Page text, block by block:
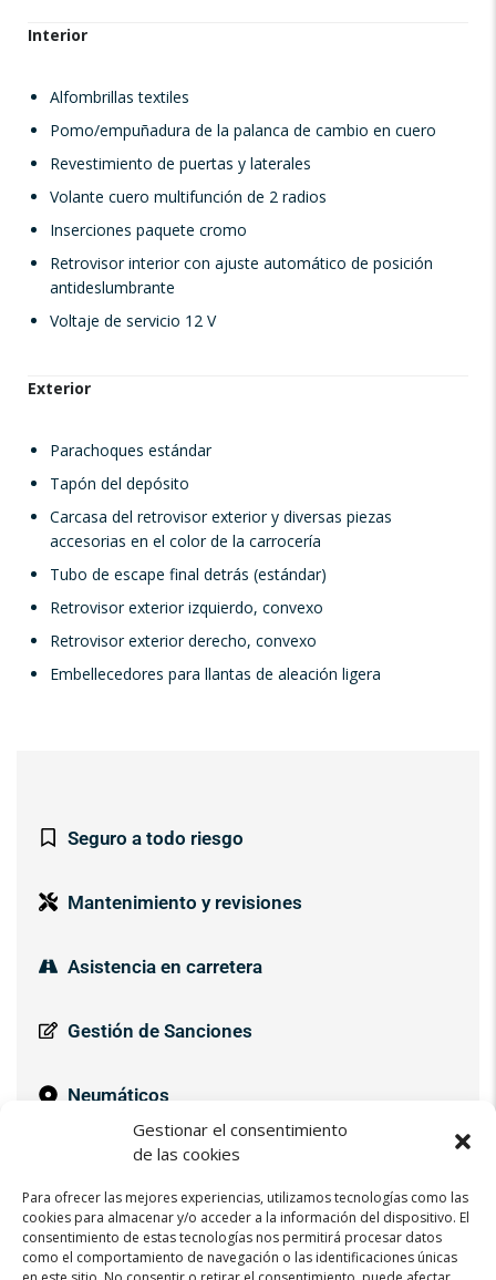
Gestionar el consentimiento
de las cookies
Para ofrecer las mejores experiencias, utilizamos tecnologías como las
cookies para almacenar y/o acceder a la información del dispositivo. El
consentimiento de estas tecnologías nos permitirá procesar datos
como el comportamiento de navegación o las identificaciones únicas
Interior
Alfombrillas textiles
Pomo/empuñadura de la palanca de cambio en cuero
Revestimiento de puertas y laterales
Volante cuero multifunción de 2 radios
Inserciones paquete cromo
Retrovisor interior con ajuste automático de posición
antideslumbrante
Voltaje de servicio 12 V
Exterior
Parachoques estándar
Tapón del depósito
Carcasa del retrovisor exterior y diversas piezas
accesorias en el color de la carrocería
Tubo de escape final detrás (estándar)
Retrovisor exterior izquierdo, convexo
Retrovisor exterior derecho, convexo
Embellecedores para llantas de aleación ligera
Seguro a todo riesgo
Mantenimiento y revisiones
Asistencia en carretera
Gestión de Sanciones
Neumáticos
Pago de Impuestos